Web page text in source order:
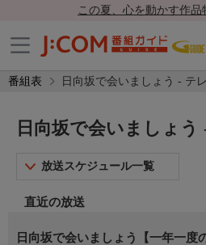
この夏、心を動かす作品
番組表 日向坂で会いましょう - テ
日向坂で会いましょう
放送スケジュール一覧
直近の放送
日向坂で会いましょう【一年一度